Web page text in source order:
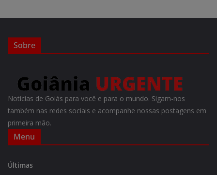
Sobre
Notícias de Goiás para você e para o mundo. Sigam-nos
também nas redes sociais e acompanhe nossas postagens em
primeira mão.
Menu
Últimas